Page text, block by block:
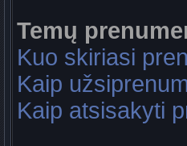
Temų
Kuo skiriasi
Kaip
Kaip atsisakyti